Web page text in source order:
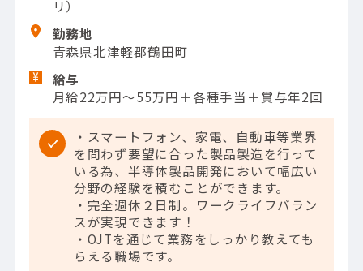
リ）
勤務地
青森県北津軽郡鶴田町
給与
月給22万円～55万円＋各種手当＋賞与年2回
・スマートフォン、家電、自動車等業界
を問わず要望に合った製品製造を行って
いる為、半導体製品開発において幅広い
分野の経験を積むことができます。
・完全週休２日制。ワークライフバラン
スが実現できます！
・OJTを通じて業務をしっかり教えても
らえる職場です。